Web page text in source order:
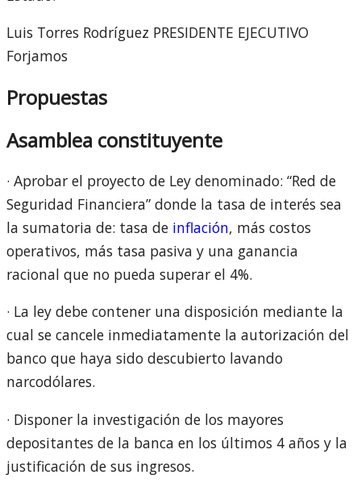
Luis Torres Rodríguez PRESIDENTE EJECUTIVO
Forjamos
Propuestas
Asamblea constituyente
· Aprobar el proyecto de Ley denominado: “Red de
Seguridad Financiera” donde la tasa de interés sea
la sumatoria de: tasa de inflación, más costos
operativos, más tasa pasiva y una ganancia
racional que no pueda superar el 4%.
· La ley debe contener una disposición mediante la
cual se cancele inmediatamente la autorización del
banco que haya sido descubierto lavando
narcodólares.
· Disponer la investigación de los mayores
depositantes de la banca en los últimos 4 años y la
justificación de sus ingresos.